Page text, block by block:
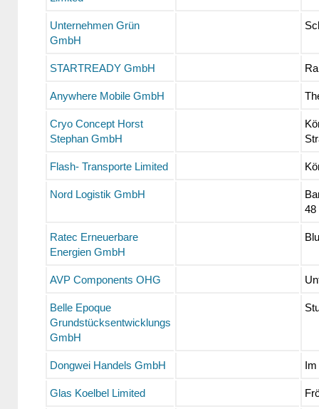
Unternehmen Grün
GmbH
STARTREADY GmbH
Anywhere Mobile GmbH
Cryo Concept Horst
Stephan GmbH
Flash- Transporte Limited
Nord Logistik GmbH
48
Ratec Erneuerbare
Energien GmbH
AVP Components OHG
Belle Epoque
Grundstücksentwicklungs
GmbH
Dongwei Handels GmbH Im
Glas Koelbel Limited